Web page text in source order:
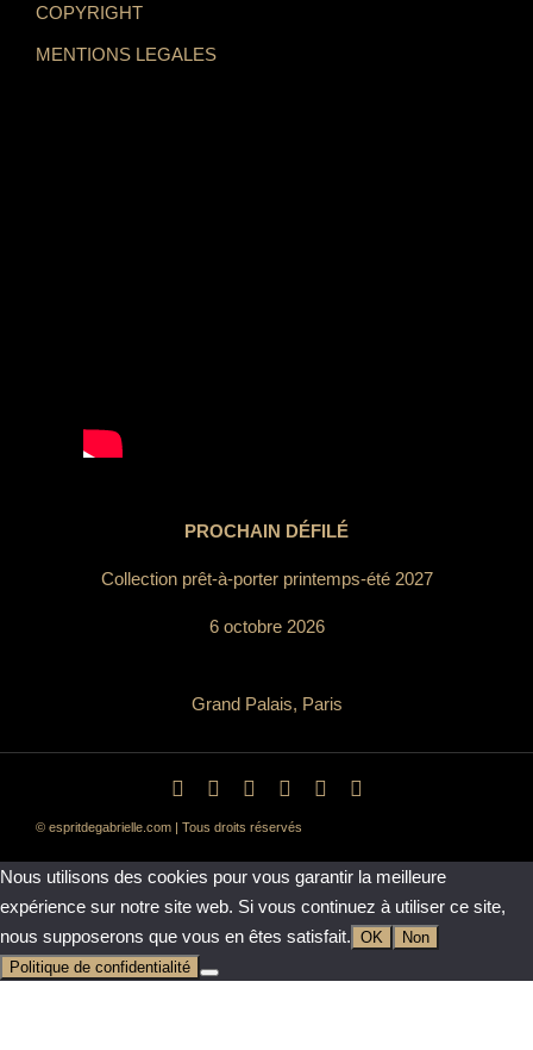
COPYRIGHT
MENTIONS LEGALES
PROCHAIN DÉFILÉ
Collection prêt-à-porter printemps-été 2027
6 octobre 2026
Grand Palais, Paris
© espritdegabrielle.com | Tous droits réservés
Nous utilisons des cookies pour vous garantir la meilleure
expérience sur notre site web. Si vous continuez à utiliser ce site,
nous supposerons que vous en êtes satisfait. OK
Non
Politique de confidentialité